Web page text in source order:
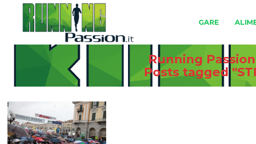
GARE
Running
Posts tagged